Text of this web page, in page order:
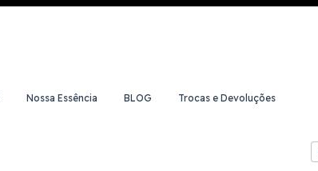
Nossa Essência BLOG Trocas e Devoluções